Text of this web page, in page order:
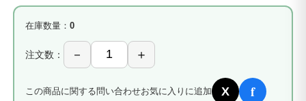
在庫数量： 0
注文数：
この商品に関する問い合わせお気に入りに追加 X f